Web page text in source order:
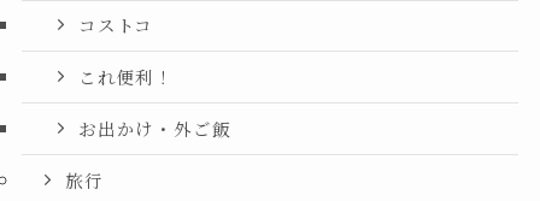
コストコ
これ便利！
お出かけ・外ご飯
旅行